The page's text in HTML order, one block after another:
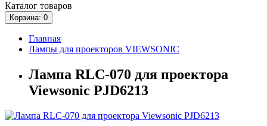
Каталог товаров
Корзина: 0
Главная
Лампы для проекторов VIEWSONIC
Лампа RLC-070 для проектора
Viewsonic PJD6213